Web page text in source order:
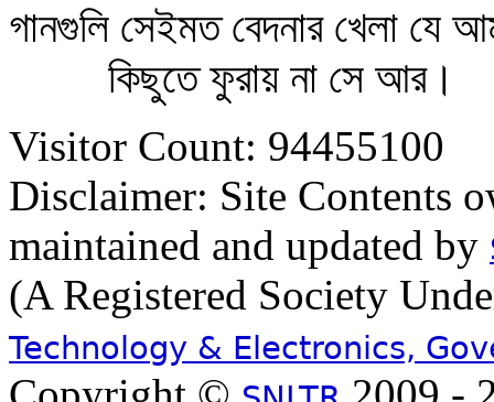
গানগুলি সেইমত বেদনার খেলা যে
কিছুতে ফুরায় না সে আর।
Visitor Count: 94455100
Disclaimer: Site Contents
maintained and updated by
(A Registered Society
Technology & Electronics,